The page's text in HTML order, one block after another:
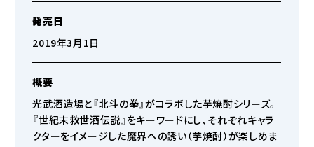
発売日
2019年3月1日
概要
光武酒造場と『北斗の拳』がコラボした芋焼酎シリーズ。
『世紀末救世酒伝説』をキーワードにし、それぞれキャラ
クターをイメージした魔界への誘い（芋焼酎）が楽しめま